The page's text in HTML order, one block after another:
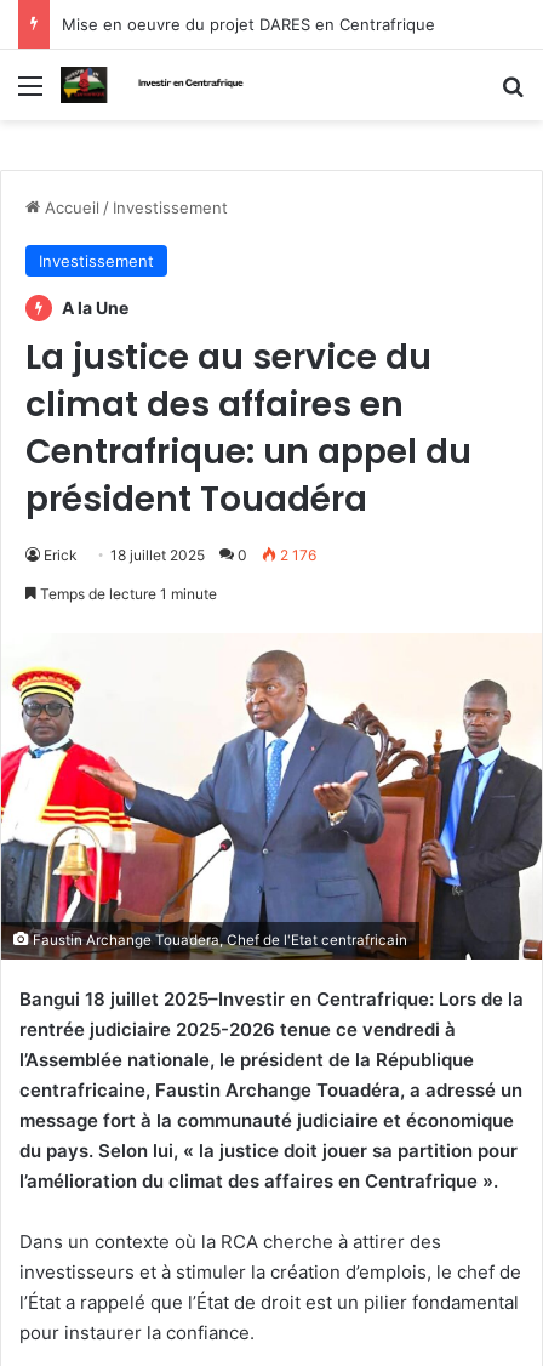
Mise en oeuvre du projet DARES en Centrafrique
Menu
Accueil / Investissement
Investissement
A la Une
La justice au service du
climat des affaires en
Centrafrique: un appel du
président Touadéra
Erick 18 juillet 2025 0 2 176
Temps de lecture 1 minute
Faustin Archange Touadera, Chef de l'Etat centrafricain
Bangui 18 juillet 2025–Investir en Centrafrique: Lors de la
rentrée judiciaire 2025-2026 tenue ce vendredi à
l’Assemblée nationale, le président de la République
centrafricaine, Faustin Archange Touadéra, a adressé un
message fort à la communauté judiciaire et économique
du pays. Selon lui, « la justice doit jouer sa partition pour
l’amélioration du climat des affaires en Centrafrique ».
Dans un contexte où la RCA cherche à attirer des
investisseurs et à stimuler la création d’emplois, le chef de
l’État a rappelé que l’État de droit est un pilier fondamental
pour instaurer la confiance.